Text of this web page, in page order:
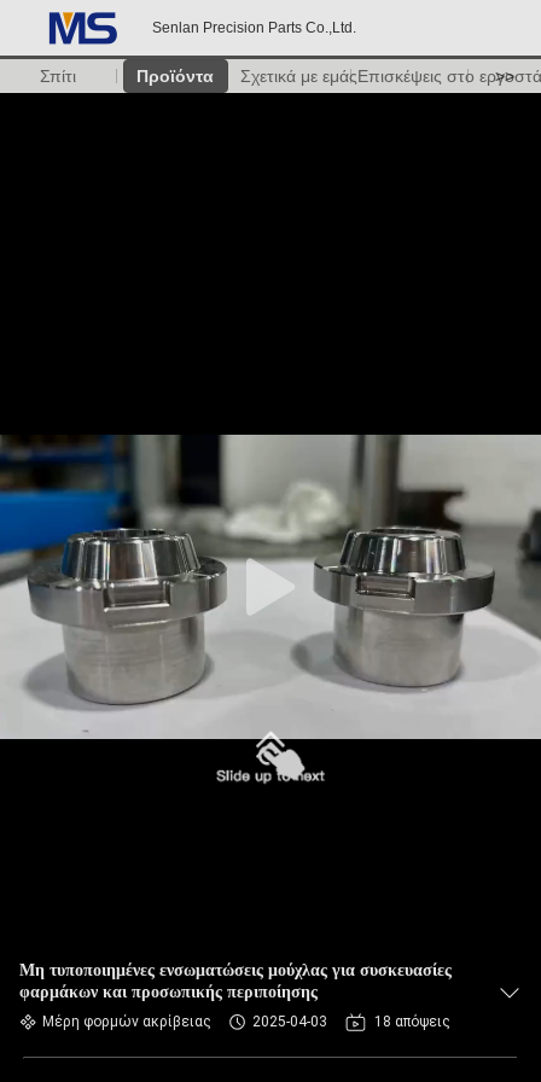
Senlan Precision Parts Co.,Ltd.
Σπίτι Προϊόντα Σχετικά με εμάςΕπισκέψεις στο >>
Μη τυποποιημένες ενσωματώσεις μούχλας για συσκευασίες
φαρμάκων και προσωπικής περιποίησης
Μέρη φορμών ακρίβειας 2025-04-03 18 απόψεις